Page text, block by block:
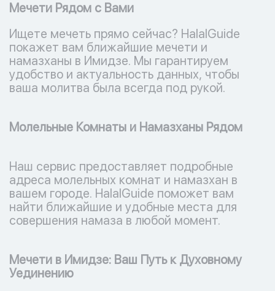
Мечети Рядом с Вами
Ищете мечеть прямо сейчас? HalalGuide
покажет вам ближайшие мечети и
намазханы в Имидзе. Мы гарантируем
удобство и актуальность данных, чтобы
ваша молитва была всегда под рукой.
Молельные Комнаты и Намазханы Рядом
Наш сервис предоставляет подробные
адреса молельных комнат и намазхан в
вашем городе. HalalGuide поможет вам
найти ближайшие и удобные места для
совершения намаза в любой момент.
Мечети в Имидзе: Ваш Путь к Духовному
Уединению